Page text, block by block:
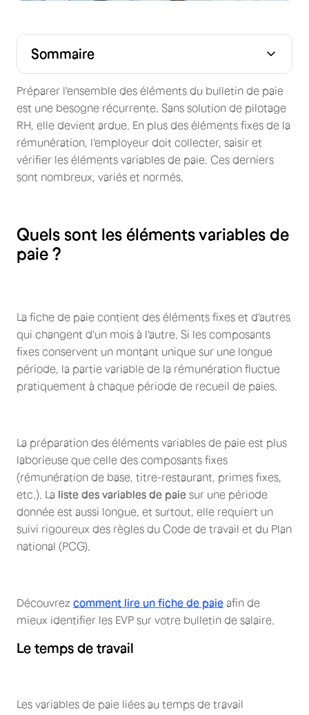
Préparer l'ensemble des éléments du bulletin de paie
est une besogne récurrente. Sans solution de pilotage
RH, elle devient ardue. En plus des éléments fixes de la
rémunération, l'employeur doit collecter, saisir et
vérifier les éléments variables de paie. Ces derniers
sont nombreux, variés et normés.
Quels sont les éléments variables de
paie ?
La fiche de paie contient des éléments fixes et d'autres
qui changent d'un mois à l'autre. Si les composants
fixes conservent un montant unique sur une longue
période, la partie variable de la rémunération fluctue
pratiquement à chaque période de recueil de paies.
La préparation des éléments variables de paie est plus
laborieuse que celle des composants fixes
(rémunération de base, titre-restaurant, primes fixes,
etc.). La liste des variables de paie sur une période
donnée est aussi longue, et surtout, elle requiert un
suivi rigoureux des règles du Code de travail et du Plan
national (PCG).
Découvrez comment lire un fiche de paie afin de
mieux identifier les EVP sur votre bulletin de salaire.
Le temps de travail
Les variables de paie liées au temps de travail
Sommaire
paie ?